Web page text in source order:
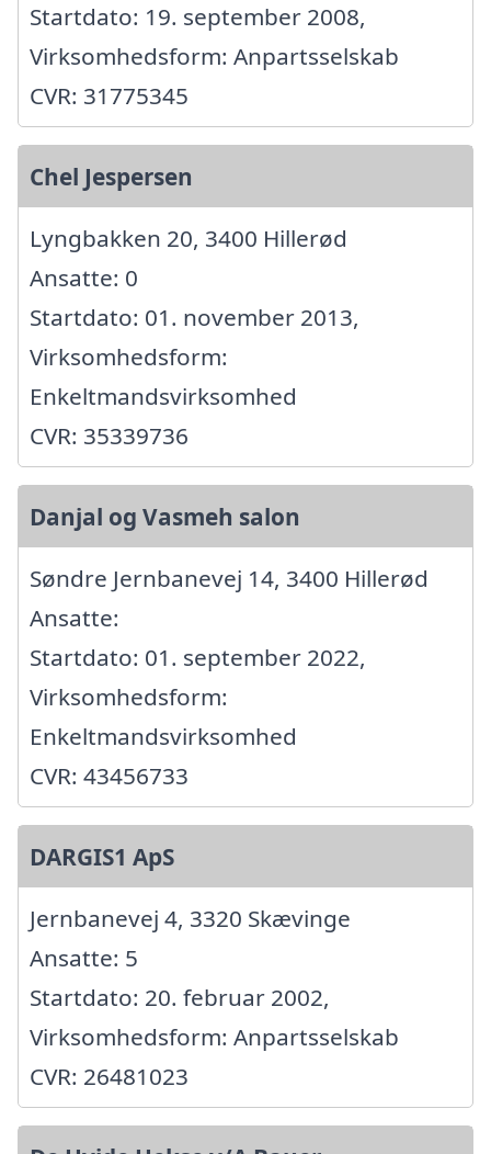
Startdato: 19. september 2008,
Virksomhedsform: Anpartsselskab
CVR: 31775345
Chel Jespersen
Lyngbakken 20, 3400 Hillerød
Ansatte: 0
Startdato: 01. november 2013,
Virksomhedsform:
Enkeltmandsvirksomhed
CVR: 35339736
Danjal og Vasmeh salon
Søndre Jernbanevej 14, 3400 Hillerød
Ansatte:
Startdato: 01. september 2022,
Virksomhedsform:
Enkeltmandsvirksomhed
CVR: 43456733
DARGIS1 ApS
Jernbanevej 4, 3320 Skævinge
Ansatte: 5
Startdato: 20. februar 2002,
Virksomhedsform: Anpartsselskab
CVR: 26481023